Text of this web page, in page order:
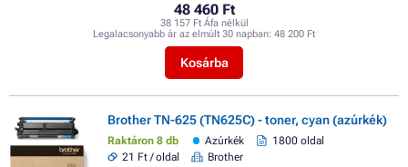
48 460 Ft
38 157 Ft Áfa nélkül
Legalacsonyabb ár az elmúlt 30 napban: 48 200 Ft
Kosárba
Brother TN-625 (TN625C) - toner, cyan (azúrkék)
Raktáron 8 db Azúrkék
1800 oldal
21 Ft / oldal
Brother